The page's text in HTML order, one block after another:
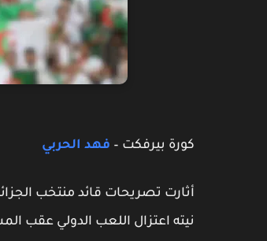
كورة بيرفكت – فهد الحربي
أثارت تصريحات قائد منتخب
نيته اعتزال اللعب الدولي عقب